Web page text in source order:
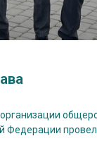
Федерации